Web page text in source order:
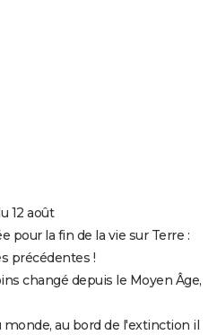
12 août
pour la fin de la vie sur Terre :
précédentes !
changé depuis le Moyen Âge,
au bord de l'extinction il